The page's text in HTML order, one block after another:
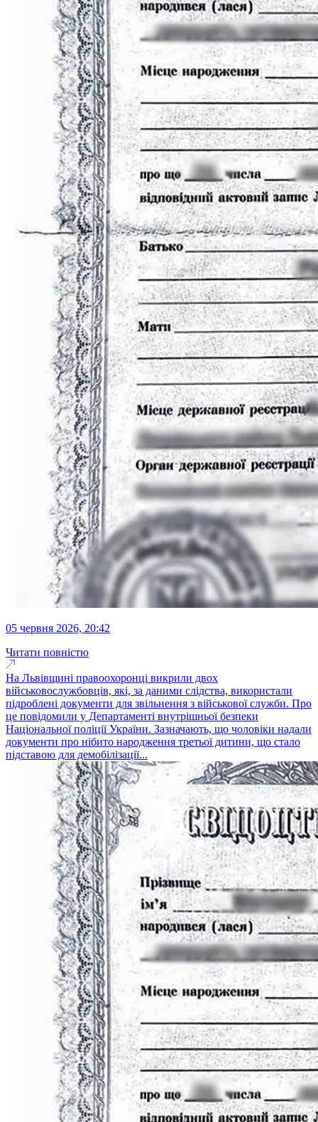
05 червня 2026, 20:42
Читати повністю
На Львівщині правоохоронці викрили двох
військовослужбовців, які, за даними слідства, використали
підроблені документи для звільнення з військової служби. Про
це повідомили у Департаменті внутрішньої безпеки
Національної поліції України. Зазначають, що чоловіки надали
документи про нібито народження третьої дитини, що стало
підставою для демобілізації...